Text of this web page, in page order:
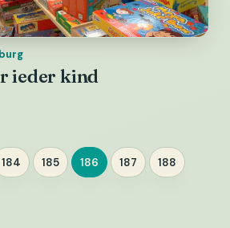
ieder kind
Berichten
paginering
Pagina
184 Pagina
185 Pagina
186 Pagina
187 Pagina
188